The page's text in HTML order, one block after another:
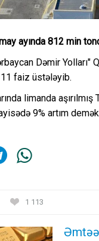
ayında 812 min
Dəmir
faiz üstələyib.
limanda
9% artım
1 113
Əmtəə